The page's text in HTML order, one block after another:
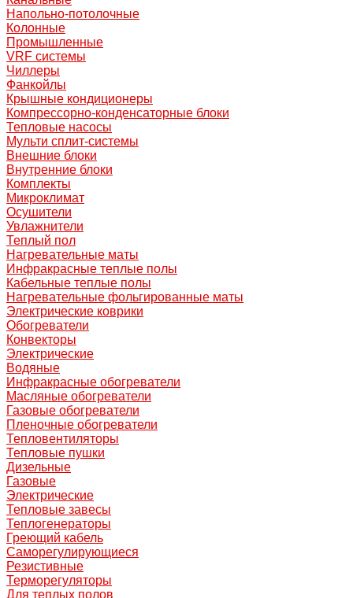
Напольно-потолочные
Колонные
Промышленные
VRF системы
Чиллеры
Фанкойлы
Крышные кондиционеры
Компрессорно-конденсаторные блоки
Тепловые насосы
Мульти сплит-системы
Внешние блоки
Внутренние блоки
Комплекты
Микроклимат
Осушители
Увлажнители
Теплый пол
Нагревательные маты
Инфракрасные теплые полы
Кабельные теплые полы
Нагревательные фольгированные маты
Электрические коврики
Обогреватели
Конвекторы
Электрические
Водяные
Инфракрасные обогреватели
Масляные обогреватели
Газовые обогреватели
Пленочные обогреватели
Тепловентиляторы
Тепловые пушки
Дизельные
Газовые
Электрические
Тепловые завесы
Теплогенераторы
Греющий кабель
Саморегулирующиеся
Резистивные
Терморегуляторы
Для теплых полов